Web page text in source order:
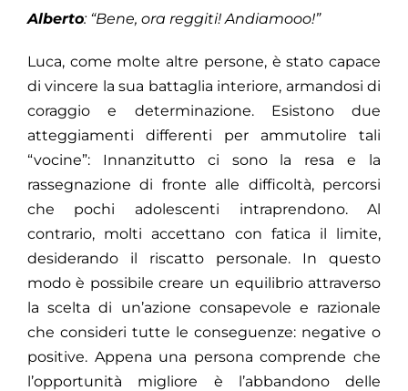
Alberto: “Bene, ora reggiti! Andiamooo!”
Luca, come molte altre persone, è stato capace
di vincere la sua battaglia interiore, armandosi di
coraggio e determinazione. Esistono due
atteggiamenti differenti per ammutolire tali
“vocine”: Innanzitutto ci sono la resa e la
rassegnazione di fronte alle difficoltà, percorsi
che pochi adolescenti intraprendono. Al
contrario, molti accettano con fatica il limite,
desiderando il riscatto personale. In questo
modo è possibile creare un equilibrio attraverso
la scelta di un’azione consapevole e razionale
che consideri tutte le conseguenze: negative o
positive. Appena una persona comprende che
l’opportunità migliore è l’abbandono delle